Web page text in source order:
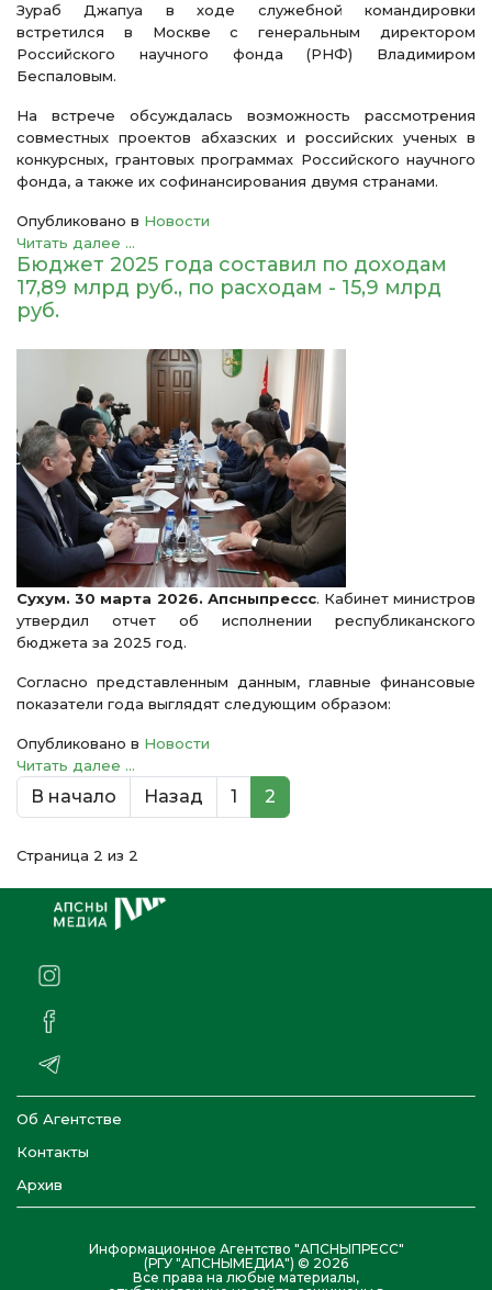
Зураб Джапуа в ходе служебной командировки
встретился в Москве с генеральным директором
Российского научного фонда (РНФ) Владимиром
Беспаловым.
На встрече обсуждалась возможность рассмотрения
совместных проектов абхазских и российских ученых в
конкурсных, грантовых программах Российского научного
фонда, а также их софинансирования двумя странами.
Опубликовано в Новости
Читать далее ...
Бюджет 2025 года составил по доходам
17,89 млрд руб., по расходам - 15,9 млрд
руб.
Сухум. 30 марта 2026. Апсныпрессс. Кабинет министров
утвердил отчет об исполнении республиканского
бюджета за 2025 год.
Согласно представленным данным, главные финансовые
показатели года выглядят следующим образом:
Опубликовано в Новости
Читать далее ...
В начало Назад 1 2
Страница 2 из 2
Об Агентстве
Контакты
Архив
Информационное Агентство "АПСНЫПРЕСС"
(РГУ "АПСНЫМЕДИА") © 2026
Все права на любые материалы,